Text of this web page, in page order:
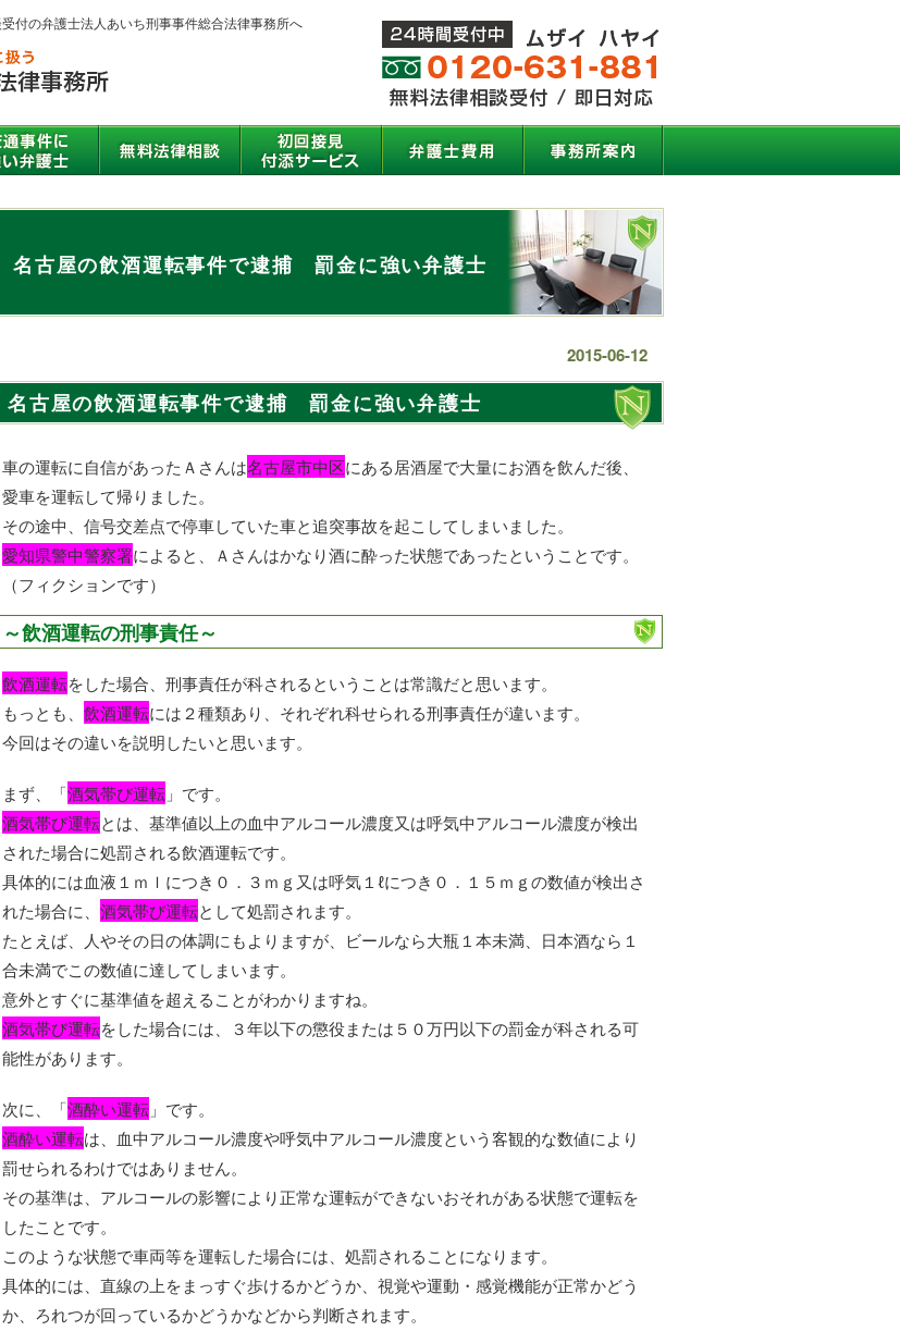
付の弁護士法人あいち刑事事件総合法律事務所へ
名古屋の飲酒運転事件で逮捕 罰金に強い弁護士
2015-06-12
名古屋の飲酒運転事件で逮捕 罰金に強い弁護士
車の運転に自信があったＡさんは名古屋市中区にある居酒屋で大量にお酒を飲んだ後、
愛車を運転して帰りました。
その途中、信号交差点で停車していた車と追突事故を起こしてしまいました。
愛知県警中警察署によると、Ａさんはかなり酒に酔った状態であったということです。
（フィクションです）
～飲酒運転の刑事責任～
飲酒運転をした場合、刑事責任が科されるということは常識だと思います。
もっとも、 飲酒運転には２種類あり、それぞれ科せられる刑事責任が違います。
今回はその違いを説明したいと思います。
まず、「酒気帯び運転 」です。
酒気帯び運転とは、基準値以上の血中アルコール濃度又は呼気中アルコール濃度が検出
された場合に処罰される飲酒運転です。
具体的には血液１ｍｌにつき０．３ｍｇ又は呼気１ℓにつき０．１５ｍｇの数値が検出さ
れた場合に、 酒気帯び運転として処罰されます。
たとえば、人やその日の体調にもよりますが、ビールなら大瓶１本未満、日本酒なら１
合未満でこの数値に達してしまいます。
意外とすぐに基準値を超えることがわかりますね。
酒気帯び運転をした場合には、３年以下の懲役または５０万円以下の罰金が科される可
能性があります。
次に、「酒酔い運転 」です。
酒酔い運転は、血中アルコール濃度や呼気中アルコール濃度という客観的な数値により
罰せられるわけではありません。
その基準は、アルコールの影響により正常な運転ができないおそれがある状態で運転を
したことです。
このような状態で車両等を運転した場合には、処罰されることになります。
具体的には、直線の上をまっすぐ歩けるかどうか、視覚や運動・感覚機能が正常かどう
か、ろれつが回っているかどうかなどから判断されます。